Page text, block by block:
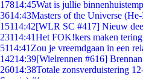
17814:45Wat is jullie
3614:43Masters of the Universe
15114:42[WLR SC #417] Nieuw
23114:41Het FOK!kers maken
5114:41 Zou je vreemdgaan in een
14214:39[Wielrennen #616]
26014:38Totale zonsverduistering